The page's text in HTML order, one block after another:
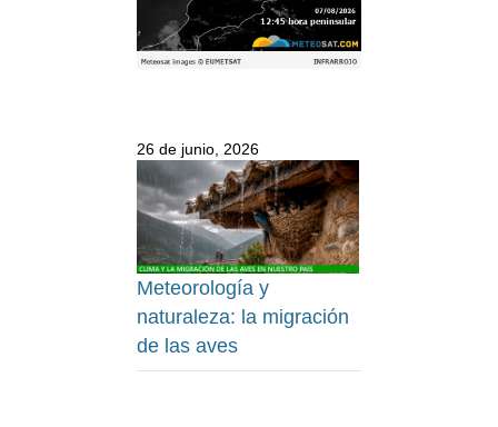
26 de junio, 2026
Meteorología y
naturaleza: la migración
de las aves